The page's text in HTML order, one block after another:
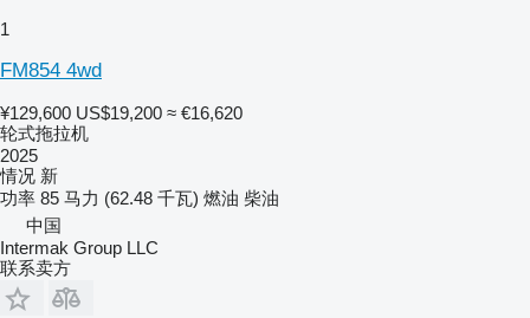
1
FM854 4wd
¥129,600 US$19,200 ≈ €16,620
轮式拖拉机
2025
情况 新
功率 85 马力 (62.48 千瓦) 燃油 柴油
中国
Intermak Group LLC
联系卖方